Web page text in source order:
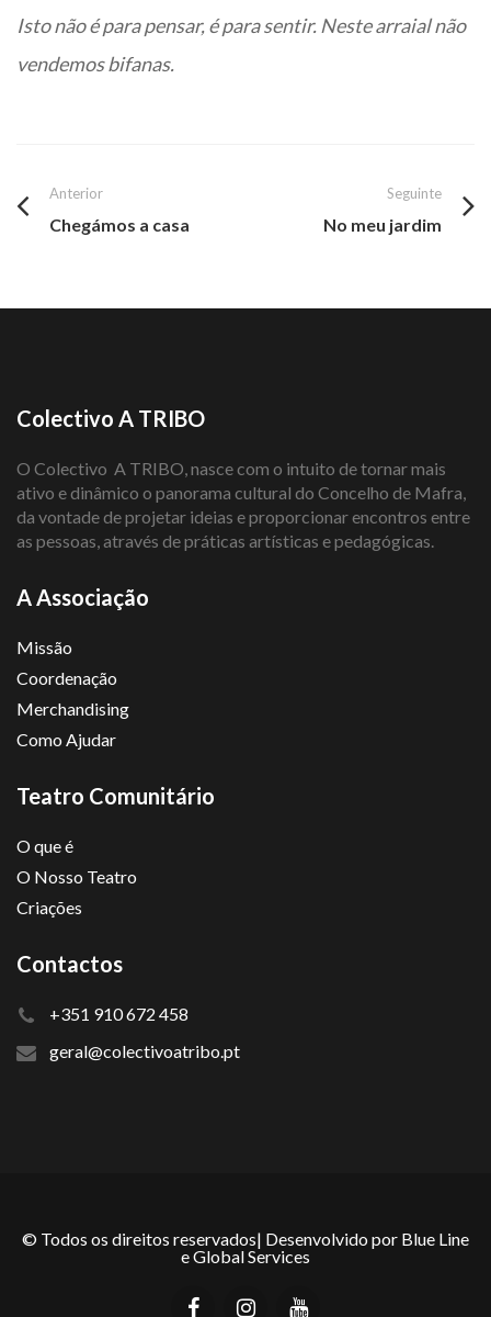
Isto não é para pensar, é para sentir. Neste arraial não
vendemos bifanas.
Anterior
Chegámos a casa
Seguinte
No meu jardim
Colectivo A TRIBO
O Colectivo A TRIBO, nasce com o intuito de tornar mais
ativo e dinâmico o panorama cultural do Concelho de Mafra,
da vontade de projetar ideias e proporcionar encontros entre
as pessoas, através de práticas artísticas e pedagógicas.
A Associação
Missão
Coordenação
Merchandising
Como Ajudar
Teatro Comunitário
O que é
O Nosso Teatro
Criações
Contactos
+351 910 672 458
geral@colectivoatribo.pt
© Todos os direitos reservados| Desenvolvido por Blue Line
eGlobal Services